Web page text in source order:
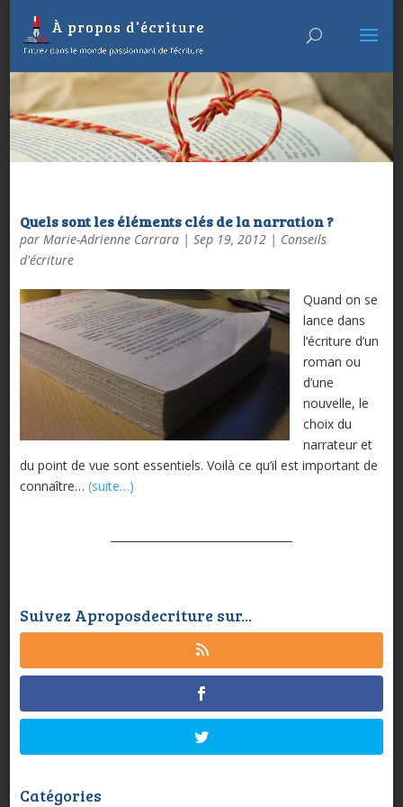
Quels sont les éléments clés de la narration ?
par Marie-Adrienne Carrara| Sep 19, 2012| Conseils
d'écriture
Quand on se
lance dans
l’écriture d’un
roman ou
d’une
nouvelle, le
choix du
narrateur et
du point de vue sont essentiels. Voilà ce qu’il est important de
connaître… (suite…)
Suivez Aproposdecriture sur...
Catégories